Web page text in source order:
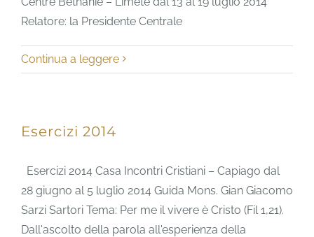
Relatore: la Presidente Centrale
Continua a leggere
Esercizi 2014
Esercizi 2014 Casa Incontri Cristiani – Capiago dal
28 giugno al 5 luglio 2014 Guida Mons. Gian Giacomo
Sarzi Sartori Tema: Per me il vivere è Cristo (Fil 1,21).
Dall'ascolto della parola all'esperienza della